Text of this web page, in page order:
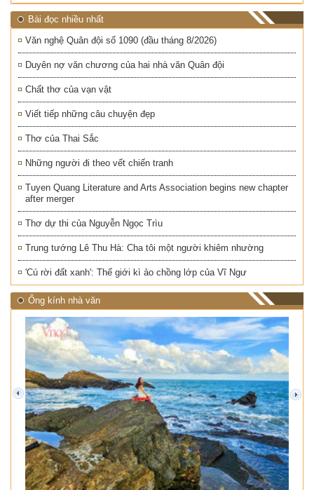
Bài đọc nhiều nhất
Văn nghệ Quân đội số 1090 (đầu tháng 8/2026)
Duyên nợ văn chương của hai nhà văn Quân đội
Chất thơ của vạn vật
Viết tiếp những câu chuyện đẹp
Thơ của Thai Sắc
Những người đi theo vết chiến tranh
Tuyen Quang Literature and Arts Association begins new chapter
after merger
Thơ dự thi của Nguyễn Ngọc Trìu
Trung tướng Lê Thu Hà: Cha tôi một người khiêm nhường
'Cú rời đất xanh': Thế giới kì ảo chồng lớp của Vĩ Ngư
Ống kính nhà văn
prev next